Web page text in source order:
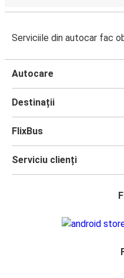
Serviciile din autocar fac
Autocare
Destinații
FlixBus
Serviciu clienți